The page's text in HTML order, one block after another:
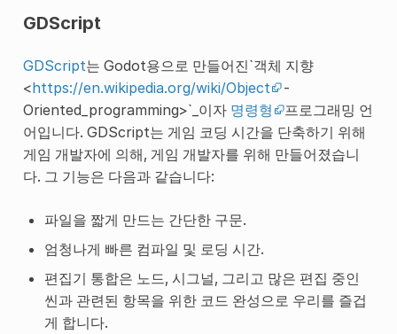
GDScript
GDScript는 Godot용으로 만들어진`객체 지향
<https://en.wikipedia.org/wiki/Object
-
Oriented_programming>`_이자 명령형
프로그래밍 언
어입니다. GDScript는 게임 코딩 시간을 단축하기 위해
게임 개발자에 의해, 게임 개발자를 위해 만들어졌습니
다. 그 기능은 다음과 같습니다:
파일을 짧게 만드는 간단한 구문.
엄청나게 빠른 컴파일 및 로딩 시간.
편집기 통합은 노드, 시그널, 그리고 많은 편집 중인
씬과 관련된 항목을 위한 코드 완성으로 우리를 즐겁
게 합니다.